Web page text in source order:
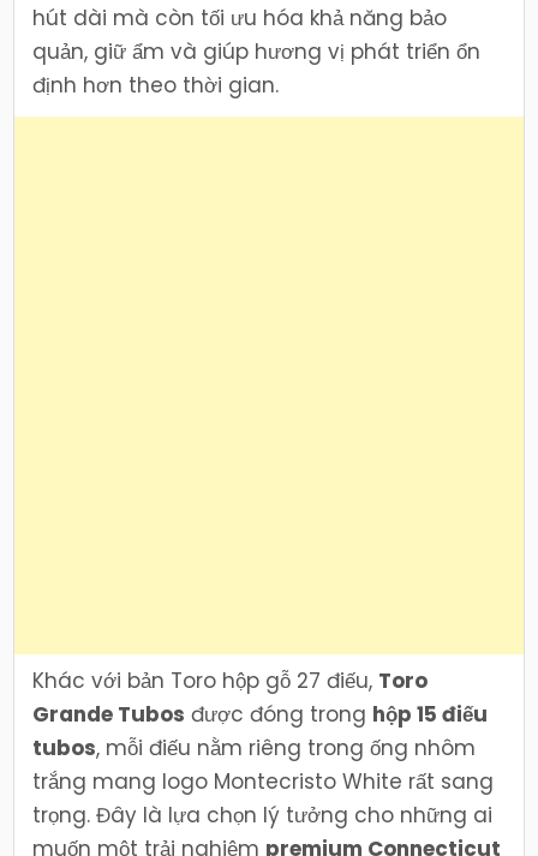
hút dài mà còn tối ưu hóa khả năng bảo
quản, giữ ẩm và giúp hương vị phát triển ổn
định hơn theo thời gian.
Khác với bản Toro hộp gỗ 27 điếu, Toro
Grande Tubos được đóng trong hộp 15 điếu
tubos, mỗi điếu nằm riêng trong ống nhôm
trắng mang logo Montecristo White rất sang
trọng. Đây là lựa chọn lý tưởng cho những ai
muốn một trải nghiệm premium Connecticut